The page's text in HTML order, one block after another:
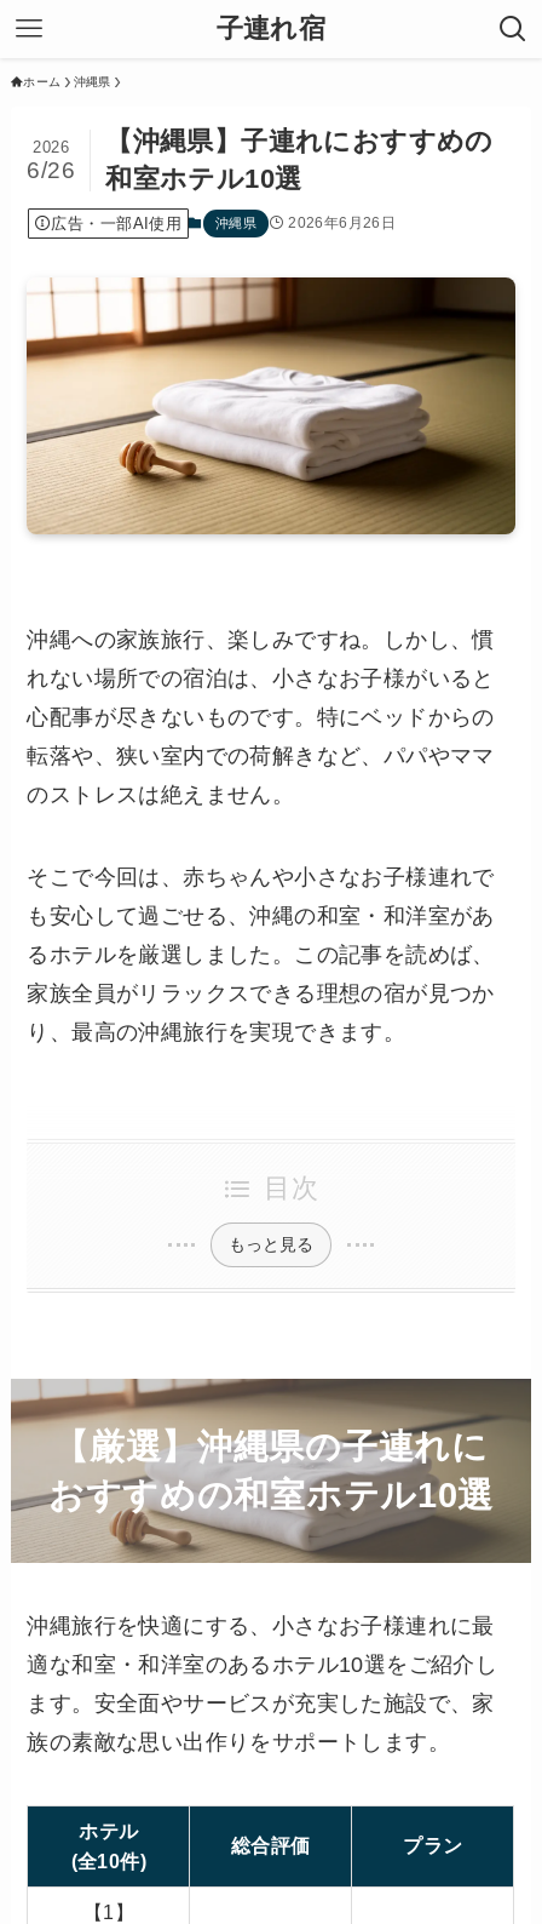
子連れ宿
ホーム 沖縄県
【沖縄県】子連れにおすすめの
和室ホテル10選
2026
6/26
広告・一部AI使用 沖縄県 2026年6月26日
沖縄への家族旅行、楽しみですね。しかし、慣
れない場所での宿泊は、小さなお子様がいると
心配事が尽きないものです。特にベッドからの
転落や、狭い室内での荷解きなど、パパやママ
のストレスは絶えません。
そこで今回は、赤ちゃんや小さなお子様連れで
も安心して過ごせる、沖縄の和室・和洋室があ
るホテルを厳選しました。この記事を読めば、
家族全員がリラックスできる理想の宿が見つか
り、最高の沖縄旅行を実現できます。
目次
もっと見る
【厳選】沖縄県の子連れに
おすすめの和室ホテル10選
沖縄旅行を快適にする、小さなお子様連れに最
適な和室・和洋室のあるホテル10選をご紹介し
ます。安全面やサービスが充実した施設で、家
族の素敵な思い出作りをサポートします。
ホテル
(全10件)
総合評価 プラン
【1】